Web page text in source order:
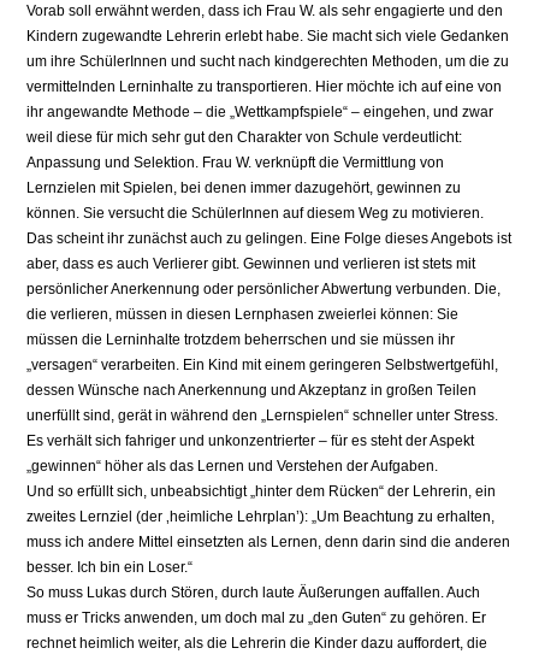
Vorab soll erwähnt werden, dass ich Frau W. als sehr engagierte und den
Kindern zugewandte Lehrerin erlebt habe. Sie macht sich viele Gedanken
um ihre SchülerInnen und sucht nach kindgerechten Methoden, um die zu
vermittelnden Lerninhalte zu transportieren. Hier möchte ich auf eine von
ihr angewandte Methode – die „Wettkampfspiele“ – eingehen, und zwar
weil diese für mich sehr gut den Charakter von Schule verdeutlicht:
Anpassung und Selektion. Frau W. verknüpft die Vermittlung von
Lernzielen mit Spielen, bei denen immer dazugehört, gewinnen zu
können. Sie versucht die SchülerInnen auf diesem Weg zu motivieren.
Das scheint ihr zunächst auch zu gelingen. Eine Folge dieses Angebots ist
aber, dass es auch Verlierer gibt. Gewinnen und verlieren ist stets mit
persönlicher Anerkennung oder persönlicher Abwertung verbunden. Die,
die verlieren, müssen in diesen Lernphasen zweierlei können: Sie
müssen die Lerninhalte trotzdem beherrschen und sie müssen ihr
„versagen“ verarbeiten. Ein Kind mit einem geringeren Selbstwertgefühl,
dessen Wünsche nach Anerkennung und Akzeptanz in großen Teilen
unerfüllt sind, gerät in während den „Lernspielen“ schneller unter Stress.
Es verhält sich fahriger und unkonzentrierter – für es steht der Aspekt
„gewinnen“ höher als das Lernen und Verstehen der Aufgaben.
Und so erfüllt sich, unbeabsichtigt „hinter dem Rücken“ der Lehrerin, ein
zweites Lernziel (der ‚heimliche Lehrplan’): „Um Beachtung zu erhalten,
muss ich andere Mittel einsetzten als Lernen, denn darin sind die anderen
besser. Ich bin ein Loser.“
So muss Lukas durch Stören, durch laute Äußerungen auffallen. Auch
muss er Tricks anwenden, um doch mal zu „den Guten“ zu gehören. Er
rechnet heimlich weiter, als die Lehrerin die Kinder dazu auffordert, die